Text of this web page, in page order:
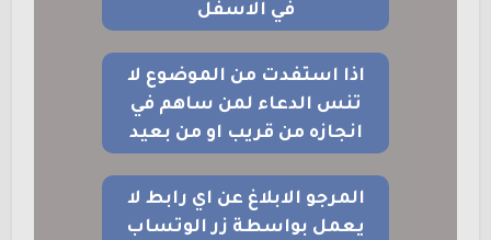
في الاسفل
اذا استفدت من الموضوع لا
تنس الدعاء لمن ساهم في
انجازه من قريب او من بعيد
المرجو الابلاغ عن اي رابط لا
يعمل بواسطة زر الوتساب